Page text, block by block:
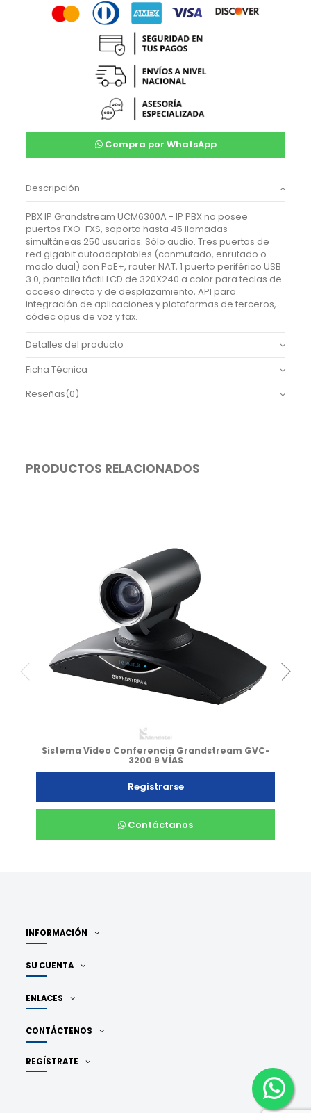
Compra por WhatsApp
Descripción
PBX IP Grandstream UCM6300A - IP PBX no posee
puertos FXO-FXS, soporta hasta 45 llamadas
simultàneas 250 usuarios. Sólo audio. Tres puertos de
red gigabit autoadaptables (conmutado, enrutado o
modo dual) con PoE+, router NAT, 1 puerto periférico USB
3.0, pantalla táctil LCD de 320X240 a color para teclas de
acceso directo y de desplazamiento, API para
integración de aplicaciones y plataformas de terceros,
códec opus de voz y fax.
Detalles del producto
Ficha Técnica
Reseñas(0)
PRODUCTOS RELACIONADOS
Sistema Video Conferencia Grandstream GVC-
3200 9 VÍAS
Registrarse
Contáctanos
INFORMACIÓN
SU CUENTA
ENLACES
CONTÁCTENOS
REGÍSTRATE